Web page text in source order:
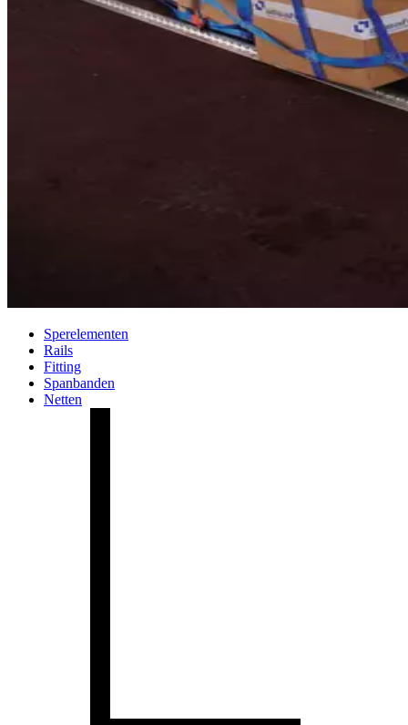
Sperelementen
Rails
Fitting
Spanbanden
Netten